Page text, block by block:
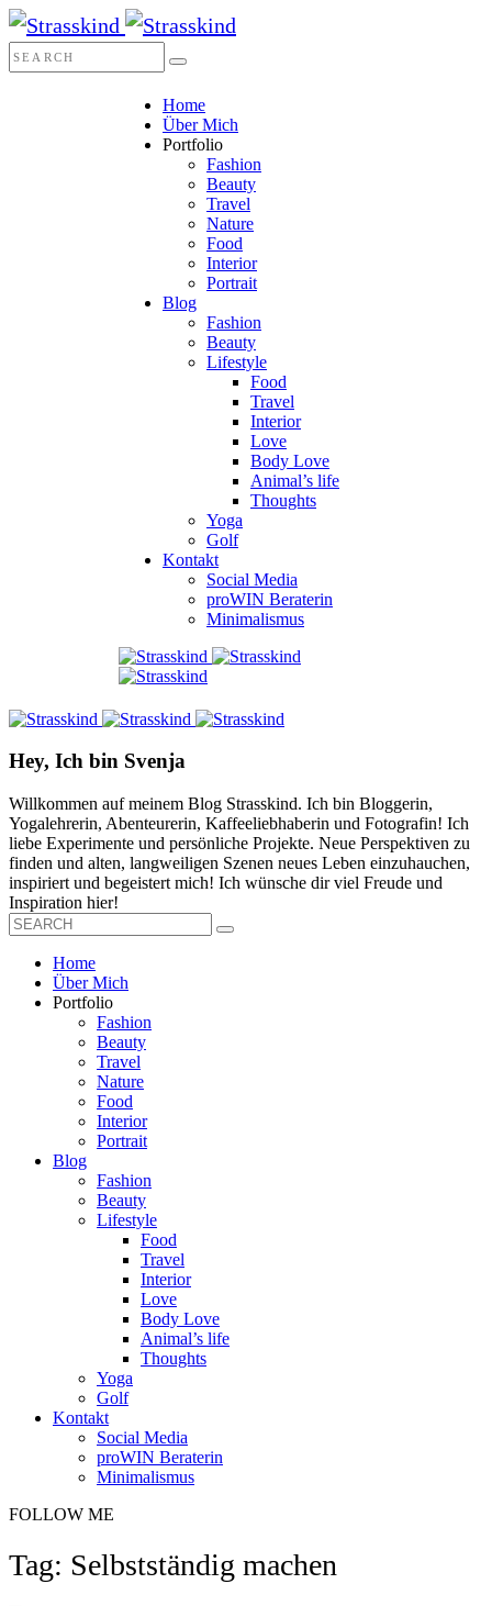
Home
Über Mich
Portfolio
Fashion
Beauty
Travel
Nature
Food
Interior
Portrait
Blog
Fashion
Beauty
Lifestyle
Food
Travel
Interior
Love
Body Love
Animal’s life
Thoughts
Yoga
Golf
Kontakt
Social Media
proWIN Beraterin
Minimalismus
Hey, Ich bin Svenja
Willkommen auf meinem Blog Strasskind. Ich bin Bloggerin,
Yogalehrerin, Abenteurerin, Kaffeeliebhaberin und Fotografin! Ich
liebe Experimente und persönliche Projekte. Neue Perspektiven zu
finden und alten, langweiligen Szenen neues Leben einzuhauchen,
inspiriert und begeistert mich! Ich wünsche dir viel Freude und
Inspiration hier!
Home
Über Mich
Portfolio
Fashion
Beauty
Travel
Nature
Food
Interior
Portrait
Blog
Fashion
Beauty
Lifestyle
Food
Travel
Interior
Love
Body Love
Animal’s life
Thoughts
Yoga
Golf
Kontakt
Social Media
proWIN Beraterin
Minimalismus
FOLLOW ME
Tag: Selbstständig machen